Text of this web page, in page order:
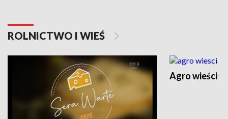
ROLNICTWO I WIEŚ
Agro wieści